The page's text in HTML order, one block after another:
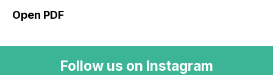
Open PDF
Follow us on Instagram